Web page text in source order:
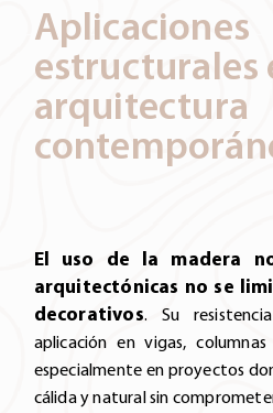
Aplicaciones
estructurales
arquitectura
El uso de la madera
arquitectónicas no se
decorativos. Su
aplicación en vigas,
especialmente en proyectos
cálida y natural sin